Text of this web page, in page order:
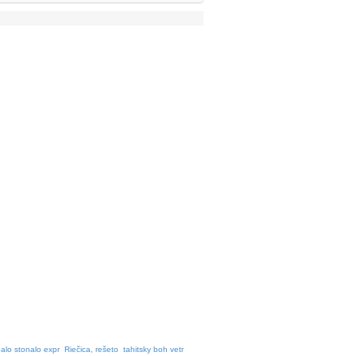
stonalo expr Riečica, rešeto tahitsky boh vetr